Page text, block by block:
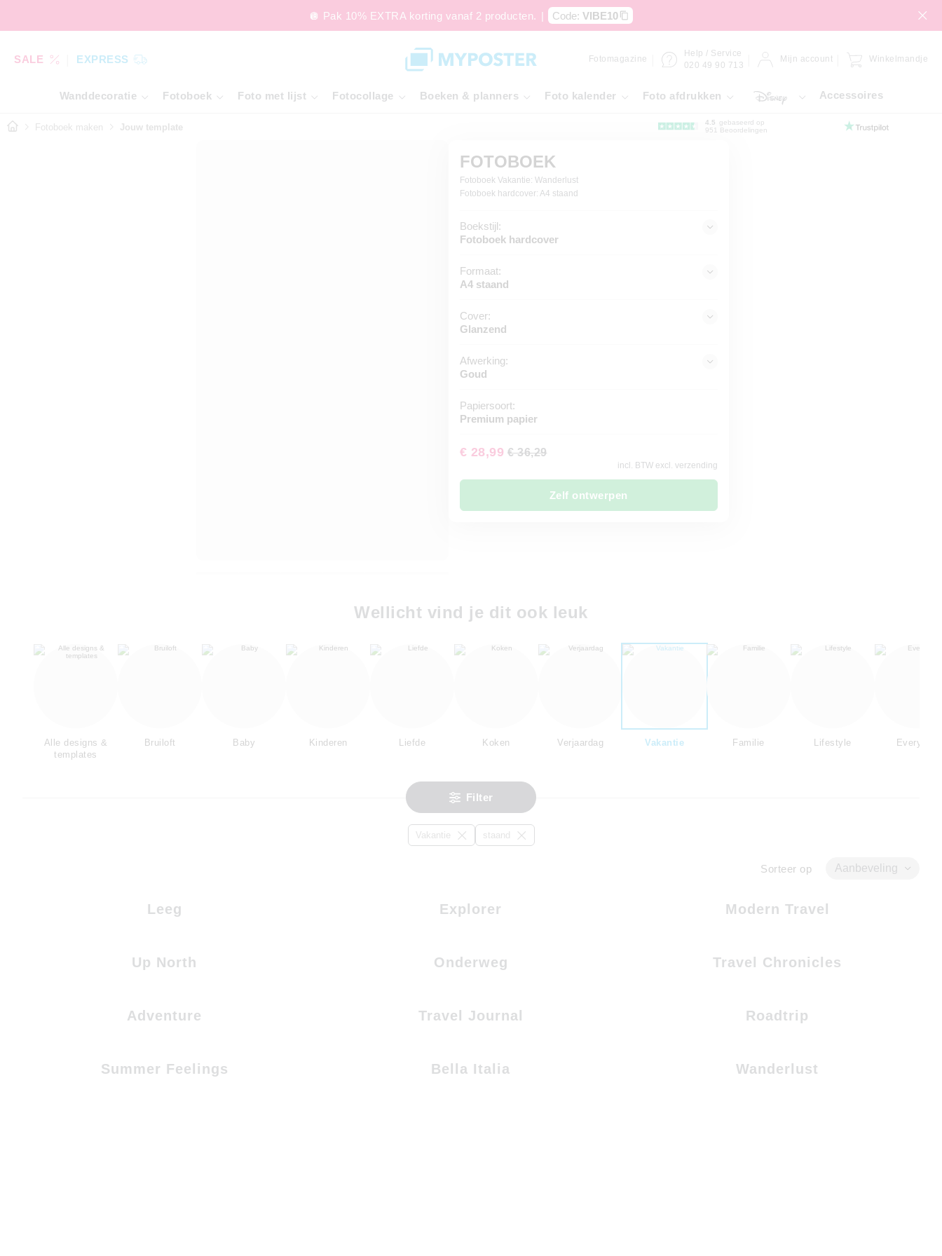
🪩 Pak 10% EXTRA korting vanaf 2 producten. | Code:VIBE10
SALE EXPRESS Fotomagazine
Help / Service
020 49 90 713
Mijn account Winkelmandje
Wanddecoratie Fotoboek Foto met lijst Fotocollage Boeken & planners Foto kalender Foto afdrukken Accessoires
Fotoboek maken Jouw template 4.5
gebaseerd op
951 Beoordelingen
FOTOBOEK
Fotoboek Vakantie: Wanderlust
Fotoboek hardcover: A4 staand
Boekstijl:
Fotoboek hardcover
Formaat:
A4 staand
Cover:
Glanzend
Afwerking:
Goud
Papiersoort:
Premium papier
€ 28,99 € 36,29
incl. BTW excl. verzending
Zelf ontwerpen
Wellicht vind je dit ook leuk
Alle designs &
templates
Bruiloft Baby Kinderen Liefde Koken Verjaardag Vakantie Familie Lifestyle Everyday
Filter
Vakantie staand
Sorteer op Aanbeveling
Leeg Explorer Modern Travel
Up North Onderweg Travel Chronicles
Adventure Travel Journal Roadtrip
Summer Feelings Bella Italia Wanderlust